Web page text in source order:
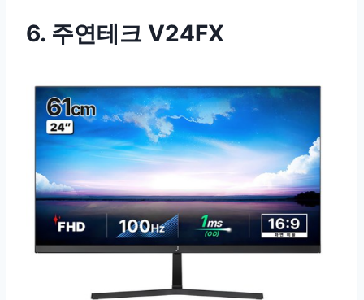
6. 주연테크 V24FX